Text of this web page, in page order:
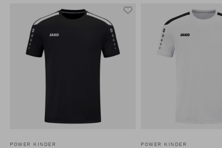
POWER KINDER POWER KINDER